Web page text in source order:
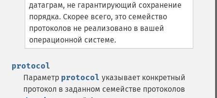
датаграм, не гарантирующий сохранение
порядка. Скорее всего, это семейство
протоколов не реализовано в вашей
операционной системе.
protocol
Параметр protocol указывает конкретный
протокол в заданном семействе протоколов